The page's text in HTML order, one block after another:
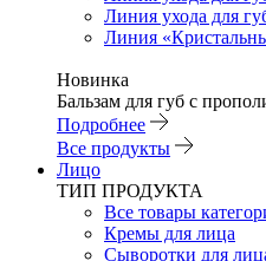
Линия ухода для
Линия
Новинка
Бальзам для губ с
Подробнее
Все продукты
Лицо
ТИП ПРОДУКТА
Все товары
Кремы для лица
Сыворотки для